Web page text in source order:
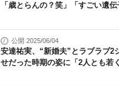
「歳とらんの？笑」「すごい遺
公開 2025/06/04
安達祐実、“新婚夫”とラブラブ
せだった時期の姿に「2人とも若